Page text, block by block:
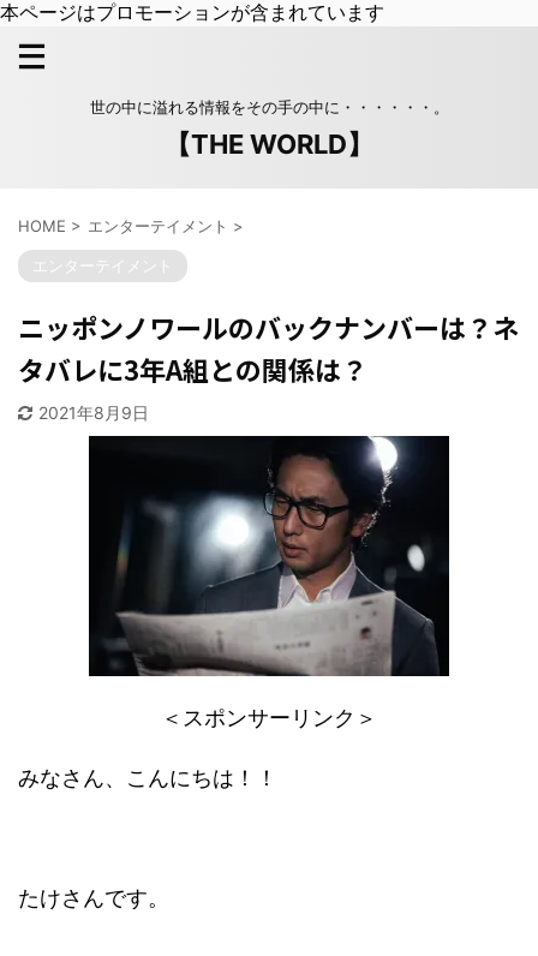
本ページはプロモーションが含まれています
世の中に溢れる情報をその手の中に・・・・・・。
【THE WORLD】
HOME > エンターテイメント >
エンターテイメント
ニッポンノワールのバックナンバーは？ネ
タバレに3年A組との関係は？
2021年8月9日
＜スポンサーリンク＞
みなさん、こんにちは！！
たけさんです。